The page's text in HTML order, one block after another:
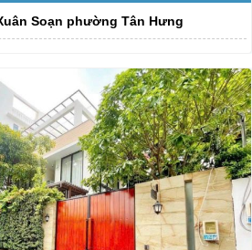
Soạn phường Tân Hưng